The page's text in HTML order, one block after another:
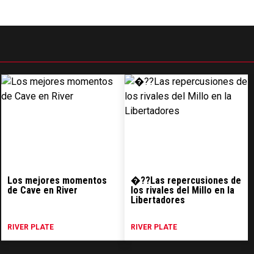
Los mejores momentos
de Cave en River
RIVER PLATE
�??Las repercusiones de
los rivales del Millo en la
Libertadores
RIVER PLATE